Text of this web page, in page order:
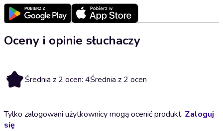
Oceny i opinie słuchaczy
4 Średnia z 2 ocen: 4Średnia z 2 ocen
Tylko zalogowani użytkownicy mogą ocenić produkt. Zaloguj
się